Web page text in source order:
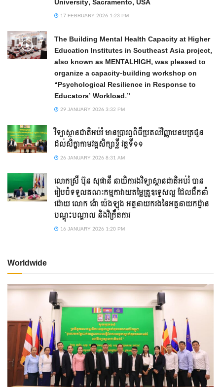
17 FEBRUARY 2026 1:23 PM
The Building Mental Health Capacity at Higher
Education Institutes in Southeast Asia project,
also known as MENTALHIGH, was pleased to
organize a capacity-building workshop on
“Psychological Resilience in Response to
Educators’ Workload.”
29 JANUARY 2026 3:32 PM
វិទ្យាស្ថានជាតិអប់រំ មានប្រារព្ធពិធីប្រគល់វិញ្ញាបនបត្រជូន
ដល់សិក្ខាកាមវគ្គសិក្សាខ្លី វគ្គទី១១
26 JANUARY 2026 8:31 AM
លោកស្រី ប៊ុន សុផានី នាយិការងវិទ្យាស្ថានជាតិអប់រំ បាន
រៀបចំទទួលគណៈកម្មកាវាយតម្លៃគ្រូឧទ្ទេសល្អ ដែលដឹកនាំ
ដោយ លោក ង៉ោ ប៉េងឡុង អគ្គនាយករងនៃអគ្គនាយកដ្ឋាន
បណ្ដុះបណ្ដាល និងវិក្រឹតការ
16 JANUARY 2026 1:20 PM
Worldwide